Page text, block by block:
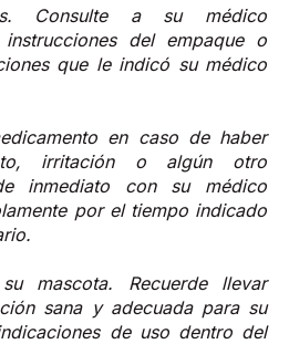
Consulte a su médico
del empaque o
que le indicó su médico
en caso de haber
irritación o algún otro
inmediato con su médico
por el tiempo indicado
mascota. Recuerde llevar
sana y adecuada para su
de uso dentro del